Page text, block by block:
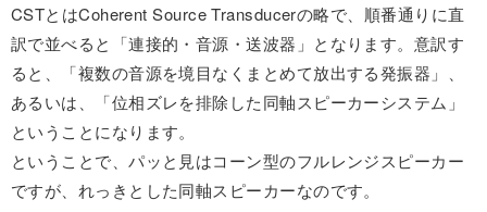
CSTとはCoherent Source Transducerの略で、順番通りに直
訳で並べると「連接的・音源・送波器」となります。意訳す
ると、「複数の音源を境目なくまとめて放出する発振器」、
あるいは、「位相ズレを排除した同軸スピーカーシステム」
ということになります。
ということで、パッと見はコーン型のフルレンジスピーカー
ですが、れっきとした同軸スピーカーなのです。